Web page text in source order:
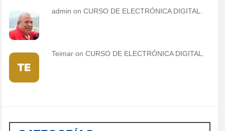
admin on CURSO DE ELECTRÓNICA DIGITAL.
Teimar on CURSO DE ELECTRÓNICA DIGITAL.